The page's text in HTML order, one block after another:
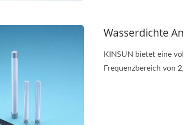
Wasserdichte
KINSUN bietet eine
Frequenzbereich von